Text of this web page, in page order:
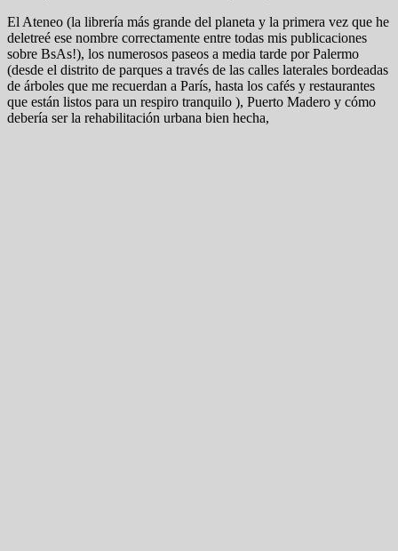
El Ateneo (la librería más grande del planeta y la primera vez que he
deletreé ese nombre correctamente entre todas mis publicaciones
sobre BsAs!), los numerosos paseos a media tarde por Palermo
(desde el distrito de parques a través de las calles laterales bordeadas
de árboles que me recuerdan a París, hasta los cafés y restaurantes
que están listos para un respiro tranquilo ), Puerto Madero y cómo
debería ser la rehabilitación urbana bien hecha,